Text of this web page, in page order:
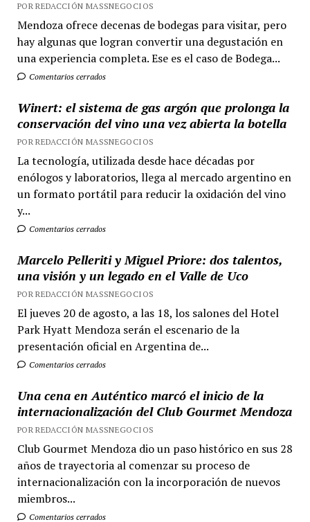
POR REDACCIÓN MASSNEGOCIOS
Mendoza ofrece decenas de bodegas para visitar, pero
hay algunas que logran convertir una degustación en
una experiencia completa. Ese es el caso de Bodega...
Comentarios cerrados
Winert: el sistema de gas argón que prolonga la
conservación del vino una vez abierta la botella
POR REDACCIÓN MASSNEGOCIOS
La tecnología, utilizada desde hace décadas por
enólogos y laboratorios, llega al mercado argentino en
un formato portátil para reducir la oxidación del vino
y...
Comentarios cerrados
Marcelo Pelleriti y Miguel Priore: dos talentos,
una visión y un legado en el Valle de Uco
POR REDACCIÓN MASSNEGOCIOS
El jueves 20 de agosto, a las 18, los salones del Hotel
Park Hyatt Mendoza serán el escenario de la
presentación oficial en Argentina de...
Comentarios cerrados
Una cena en Auténtico marcó el inicio de la
internacionalización del Club Gourmet Mendoza
POR REDACCIÓN MASSNEGOCIOS
Club Gourmet Mendoza dio un paso histórico en sus 28
años de trayectoria al comenzar su proceso de
internacionalización con la incorporación de nuevos
miembros...
Comentarios cerrados